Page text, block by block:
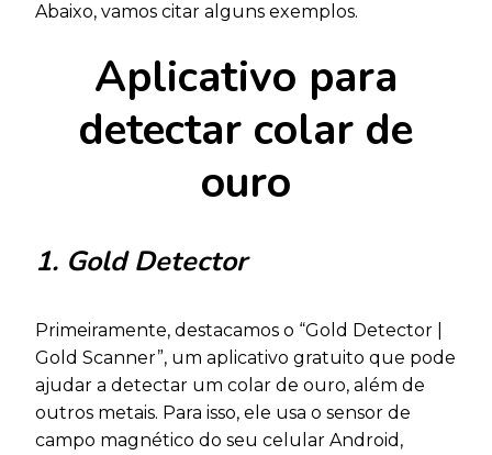
Abaixo, vamos citar alguns exemplos.
Aplicativo para
detectar colar de
ouro
1. Gold Detector
Primeiramente, destacamos o “Gold Detector |
Gold Scanner”, um aplicativo gratuito que pode
ajudar a detectar um colar de ouro, além de
outros metais. Para isso, ele usa o sensor de
campo magnético do seu celular Android,